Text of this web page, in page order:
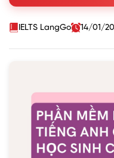
2. Phần mềm luyện
3. Phần mềm luyện kỹ
IELTS LangGo 14/01/